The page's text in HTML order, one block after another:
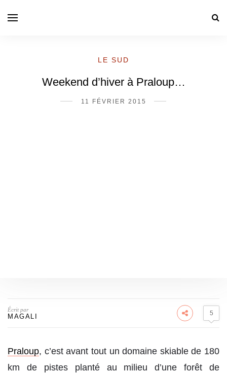
LE SUD
Weekend d’hiver à Praloup…
11 FÉVRIER 2015
Écrit par
MAGALI 5
Praloup, c’est avant tout un domaine skiable de 180
km de pistes planté au milieu d’une forêt de